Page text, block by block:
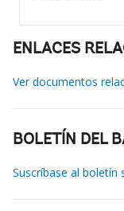
ENLACES
Ver documentos
BOLETÍN DEL
Suscríbase al boletín